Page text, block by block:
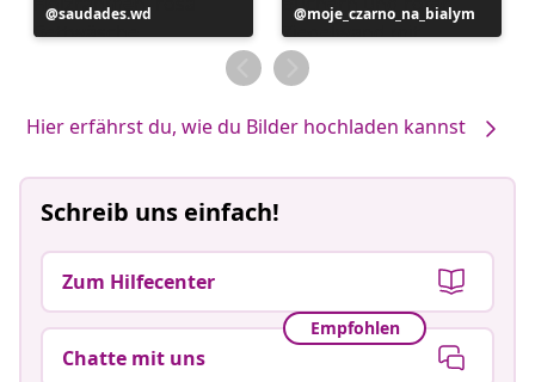
Beitrag
veröffentlicht
saudades.wd
Beitrag
veröffentlicht
von
moje_czarno_na_bialym
Hier erfährst du, wie du Bilder hochladen kannst
Schreib uns einfach!
Zum Hilfecenter
Empfohlen
Chatte mit uns